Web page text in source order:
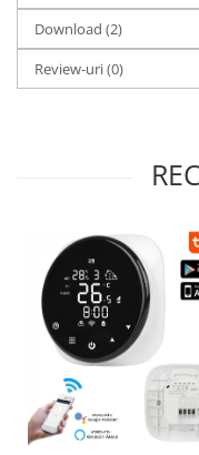
Download (2)
Review-uri(0)